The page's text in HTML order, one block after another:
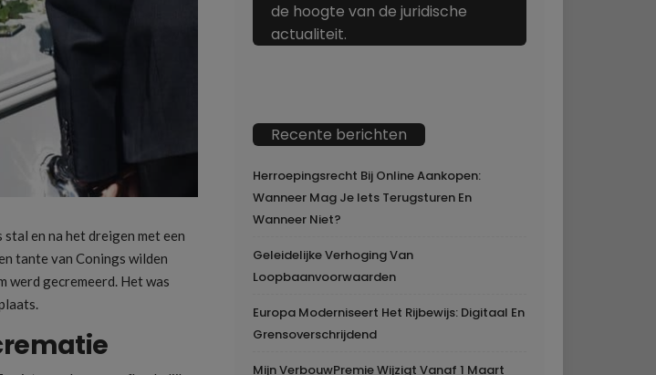
en na het dreigen met een
tante van Conings wilden
werd gecremeerd. Het was
de hoogte van de juridische
actualiteit.
Recente berichten
Herroepingsrecht Bij Online Aankopen:
Wanneer Mag Je Iets Terugsturen En
Wanneer Niet?
Geleidelijke Verhoging Van
Loopbaanvoorwaarden
Europa Moderniseert Het Rijbewijs: Digitaal En
Grensoverschrijdend
Mijn VerbouwPremie Wijzigt Vanaf 1 Maart